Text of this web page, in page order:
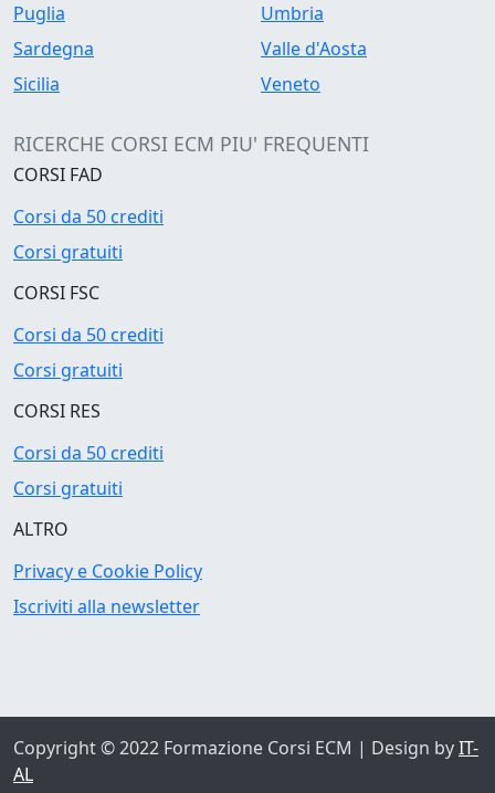
Puglia
Sardegna
Sicilia
Umbria
Valle d'Aosta
Veneto
RICERCHE CORSI ECM PIU' FREQUENTI
CORSI FAD
Corsi da 50 crediti
Corsi gratuiti
CORSI FSC
Corsi da 50 crediti
Corsi gratuiti
CORSI RES
Corsi da 50 crediti
Corsi gratuiti
ALTRO
Privacy e Cookie Policy
Iscriviti alla newsletter
Copyright © 2022 Formazione Corsi ECM | Design byIT-
AL